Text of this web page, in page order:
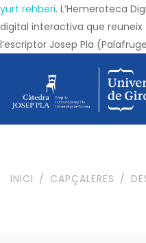
yurt rehberi. L’Hemeroteca
digital interactiva que
l’escriptor Josep Pla
INICI CAPÇALERES